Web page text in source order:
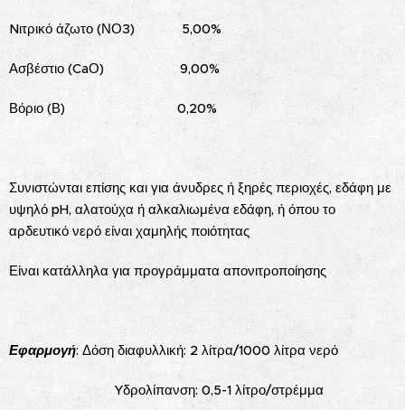
Nιτρικό άζωτο (ΝΟ3) 5,00%
Ασβέστιο (CaΟ) 9,00%
Βόριο (Β) 0,20%
Συνιστώνται επίσης και για άνυδρες ή ξηρές περιοχές, εδάφη με
υψηλό pH, αλατούχα ή αλκαλιωμένα εδάφη, ή όπου το
αρδευτικό νερό είναι χαμηλής ποιότητας
Είναι κατάλληλα για προγράμματα απονιτροποίησης
Εφαρμογή: Δόση διαφυλλική: 2 λίτρα/1000 λίτρα νερό
Yδρολίπανση: 0,5-1 λίτρο/στρέμμα